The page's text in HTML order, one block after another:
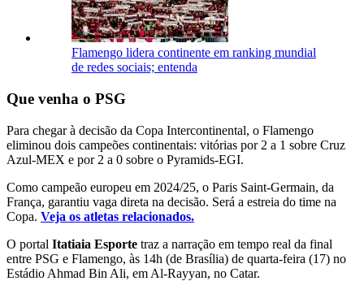
Flamengo lidera continente em ranking mundial
de redes sociais; entenda
Que venha o PSG
Para chegar à decisão da Copa Intercontinental, o Flamengo
eliminou dois campeões continentais: vitórias por 2 a 1 sobre Cruz
Azul-MEX e por 2 a 0 sobre o Pyramids-EGI.
Como campeão europeu em 2024/25, o Paris Saint-Germain, da
França, garantiu vaga direta na decisão. Será a estreia do time na
Copa. Veja os atletas relacionados.
O portal Itatiaia Esporte traz a narração em tempo real da final
entre PSG e Flamengo, às 14h (de Brasília) de quarta-feira (17) no
Estádio Ahmad Bin Ali, em Al-Rayyan, no Catar.